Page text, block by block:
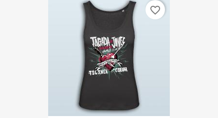
favorite_border